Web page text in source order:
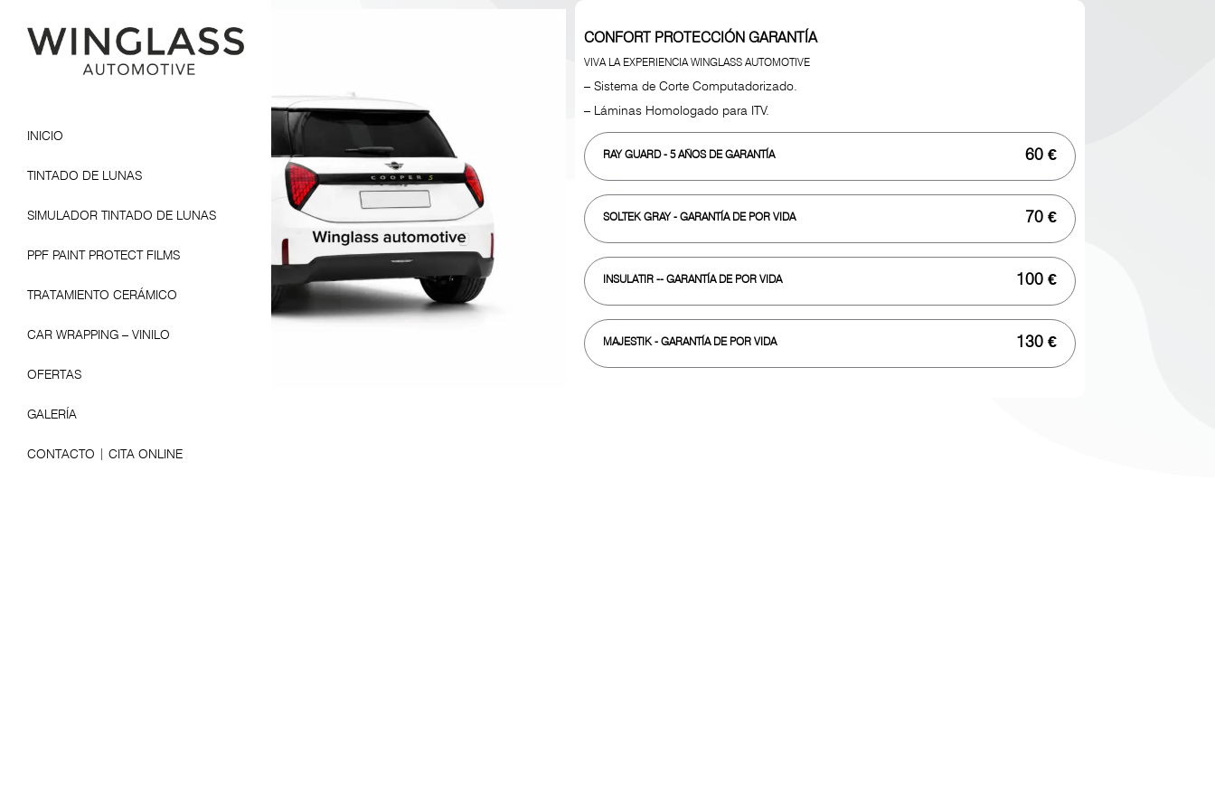
CONFORT PROTECCIÓN GARANTÍA
VIVA LA EXPERIENCIA WINGLASS AUTOMOTIVE
– Sistema de Corte Computadorizado.
– Láminas Homologado para ITV.
RAY GUARD- 5 AÑOS DE GARANTÍA 60 €
SOLTEK GRAY- GARANTÍA DE POR VIDA 70 €
INSULATIR -- GARANTÍA DE POR VIDA 100 €
MAJESTIK - GARANTÍA DE POR VIDA 130 €
INICIO
TINTADO DE LUNAS
SIMULADOR TINTADO DE LUNAS
PPF PAINT PROTECT FILMS
TRATAMIENTO CERÁMICO
CAR WRAPPING – VINILO
OFERTAS
GALERÍA
CONTACTO | CITA ONLINE